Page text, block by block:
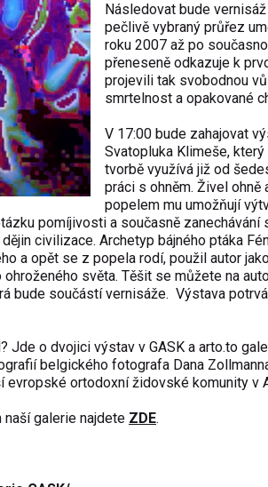
Následovat bude
pečlivě vybraný průřez
roku 2007 až po
přeneseně odkazuje k
projevili tak svobodnou
smrtelnost a opakované
V 17:00 bude zahajovat
Svatopluka Klimeše,
tvorbě využívá již od
práci s ohněm. Živel ohně
popelem mu umožňují
pomíjivosti a současně zanechávání
civilizace. Archetyp bájného ptáka
a opět se z popela rodí, použil autor
světa. Těšit se můžete na
bude součástí vernisáže. Výstava
Jde o dvojici výstav v GASK a arto.to
belgického fotografa Dana
evropské ortodoxní židovské komunity v
galerie najdete ZDE.